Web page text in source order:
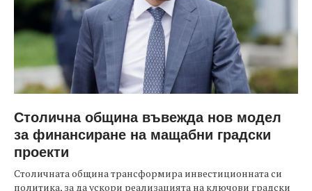
Столична община въвежда нов модел
за финансиране на мащабни градски
проекти
Столичната община трансформира инвестиционната си
политика, за да ускори реализацията на ключови градски